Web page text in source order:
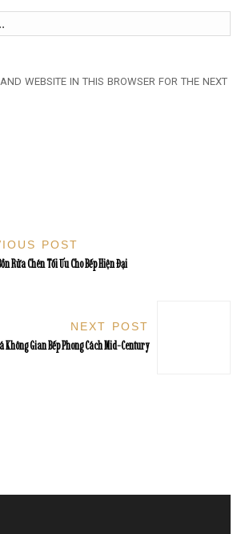
WEBSITE IN THIS BROWSER FOR THE NEXT
POST
Rửa Chén Tối Ưu Cho Bếp Hiện Đại
NEXT POST
Không Gian Bếp Phong Cách Mid-Century